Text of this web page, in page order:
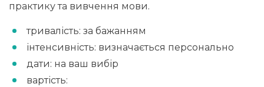
практику та вивчення мови.
тривалість: за бажанням
інтенсивність: визначається персонально
дати: на ваш вибір
вартість: